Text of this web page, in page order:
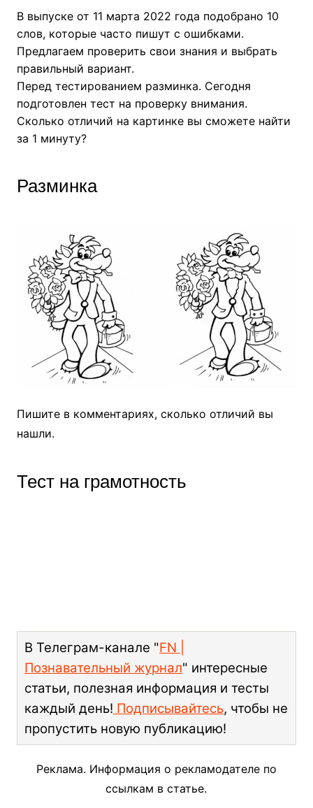
В выпуске от 11 марта 2022 года подобрано 10
слов, которые часто пишут с ошибками.
Предлагаем проверить свои знания и выбрать
правильный вариант.
Перед тестированием разминка. Сегодня
подготовлен тест на проверку внимания.
Сколько отличий на картинке вы сможете найти
за 1 минуту?
Разминка
Пишите в комментариях, сколько отличий вы
нашли.
Тест на грамотность
В Телеграм-канале "FN |
Познавательный журнал" интересные
статьи, полезная информация и тесты
каждый день! Подписывайтесь, чтобы не
пропустить новую публикацию!
Реклама. Информация о рекламодателе по
ссылкам в статье.